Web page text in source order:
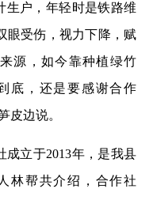
生户，年轻时是铁路维
眼受伤，视力下降，赋
源，如今靠种植绿竹
底，还是要感谢合作
皮边说。
成立于2013年，是我县
林帮共介绍，合作社